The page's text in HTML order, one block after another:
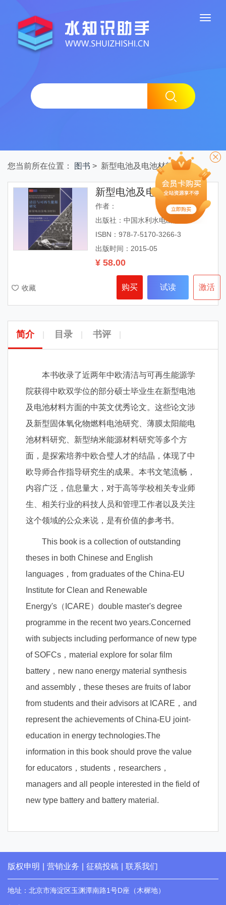
您当前所在位置： 图书 > 新型电池及电池材料
新型电池及电池材料
作者：
出版社：中国水利水电出版社
ISBN：978-7-5170-3266-3
出版时间：2015-05
¥ 58.00
购买 试读 激活
收藏
简介 目录 书评
本书收录了近两年中欧清洁与可再生能源学
院获得中欧双学位的部分硕士毕业生在新型电池
及电池材料方面的中英文优秀论文。这些论文涉
及新型固体氧化物燃料电池研究、薄膜太阳能电
池材料研究、新型纳米能源材料研究等多个方
面，是探索培养中欧合璧人才的结晶，体现了中
欧导师合作指导研究生的成果。本书文笔流畅，
内容广泛，信息量大，对于高等学校相关专业师
生、相关行业的科技人员和管理工作者以及关注
这个领域的公众来说，是有价值的参考书。
This book is a collection of outstanding
theses in both Chinese and English
languages，from graduates of the China-EU
Institute for Clean and Renewable
Energy's（ICARE）double master's degree
programme in the recent two years.Concerned
with subjects including performance of new type
of SOFCs，material explore for solar film
battery，new nano energy material synthesis
and assembly，these theses are fruits of labor
from students and their advisors at ICARE，and
represent the achievements of China-EU joint-
education in energy technologies.The
information in this book should prove the value
for educators，students，researchers，
managers and all people interested in the field of
new type battery and battery material.
版权申明 营销业务 征稿投稿 联系我们
地址：北京市海淀区玉渊潭南路1号D座（木樨地）